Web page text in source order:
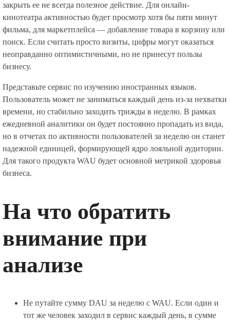
закрыть ее не всегда полезное действие. Для онлайн-
кинотеатра активностью будет просмотр хотя бы пяти минут
фильма, для маркетплейса — добавление товара в корзину или
поиск. Если считать просто визиты, цифры могут оказаться
неоправданно оптимистичными, но не принесут пользы
бизнесу.
Представьте сервис по изучению иностранных языков.
Пользователь может не заниматься каждый день из-за нехватки
времени, но стабильно заходить трижды в неделю. В рамках
ежедневной аналитики он будет постоянно пропадать из вида,
но в отчетах по активности пользователей за неделю он станет
надежной единицей, формирующей ядро лояльной аудитории.
Для такого продукта WAU будет основной метрикой здоровья
бизнеса.
На что обратить
внимание при
анализе
Не путайте сумму DAU за неделю с WAU. Если один и
тот же человек заходил в сервис каждый день, в сумме